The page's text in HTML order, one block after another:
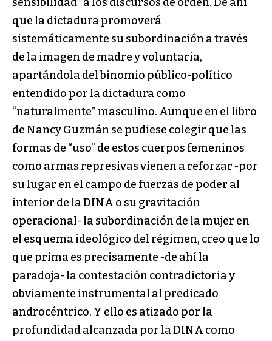
sensibilidad” a los discursos de orden. De ahí
que la dictadura promoverá
sistemáticamente su subordinación a través
de la imagen de madre y voluntaria,
apartándola del binomio público-político
entendido por la dictadura como
“naturalmente” masculino. Aunque en el libro
de Nancy Guzmán se pudiese colegir que las
formas de “uso” de estos cuerpos femeninos
como armas represivas vienen a reforzar -por
su lugar en el campo de fuerzas de poder al
interior de la DINA o su gravitación
operacional- la subordinación de la mujer en
el esquema ideológico del régimen, creo que lo
que prima es precisamente -de ahí la
paradoja- la contestación contradictoria y
obviamente instrumental al predicado
androcéntrico. Y ello es atizado por la
profundidad alcanzada por la DINA como